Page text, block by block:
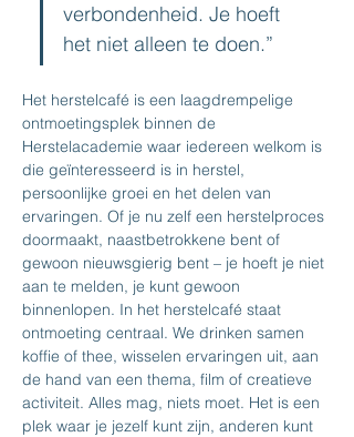
verbondenheid. Je hoeft
het niet alleen te doen.”
Het herstelcafé is een laagdrempelige
ontmoetingsplek binnen de
Herstelacademie waar iedereen welkom is
die geïnteresseerd is in herstel,
persoonlijke groei en het delen van
ervaringen. Of je nu zelf een herstelproces
doormaakt, naastbetrokkene bent of
gewoon nieuwsgierig bent – je hoeft je niet
aan te melden, je kunt gewoon
binnenlopen. In het herstelcafé staat
ontmoeting centraal. We drinken samen
koffie of thee, wisselen ervaringen uit, aan
de hand van een thema, film of creatieve
activiteit. Alles mag, niets moet. Het is een
plek waar je jezelf kunt zijn, anderen kunt